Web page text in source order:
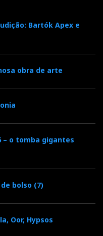
Bartók Apex e
obra de arte
– o tomba gigantes
bolso (7)
Oor, Hypsos